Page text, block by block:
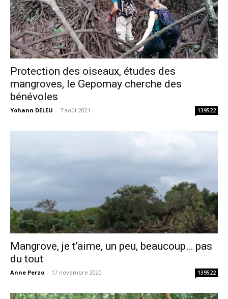
Protection des oiseaux, études des
mangroves, le Gepomay cherche des
bénévoles
Yohann DELEU - 7 août 2021 139522
Mangrove, je t’aime, un peu, beaucoup… pas
du tout
Anne Perzo - 17 novembre 2020 139522